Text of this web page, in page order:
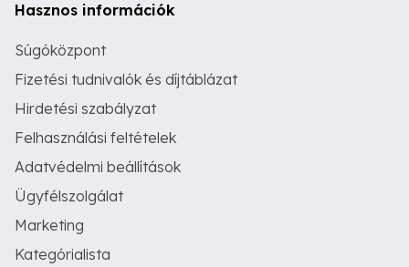
Hasznos információk
Súgóközpont
Fizetési tudnivalók és díjtáblázat
Hirdetési szabályzat
Felhasználási feltételek
Adatvédelmi beállítások
Ügyfélszolgálat
Marketing
Kategórialista